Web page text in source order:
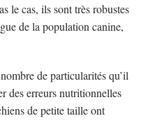
le cas, ils sont très robustes
de la population canine,
de particularités qu’il
des erreurs nutritionnelles
de petite taille ont